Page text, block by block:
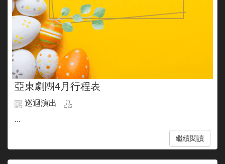
亞東劇團4月行程表
巡迴演出
...
繼續閱讀